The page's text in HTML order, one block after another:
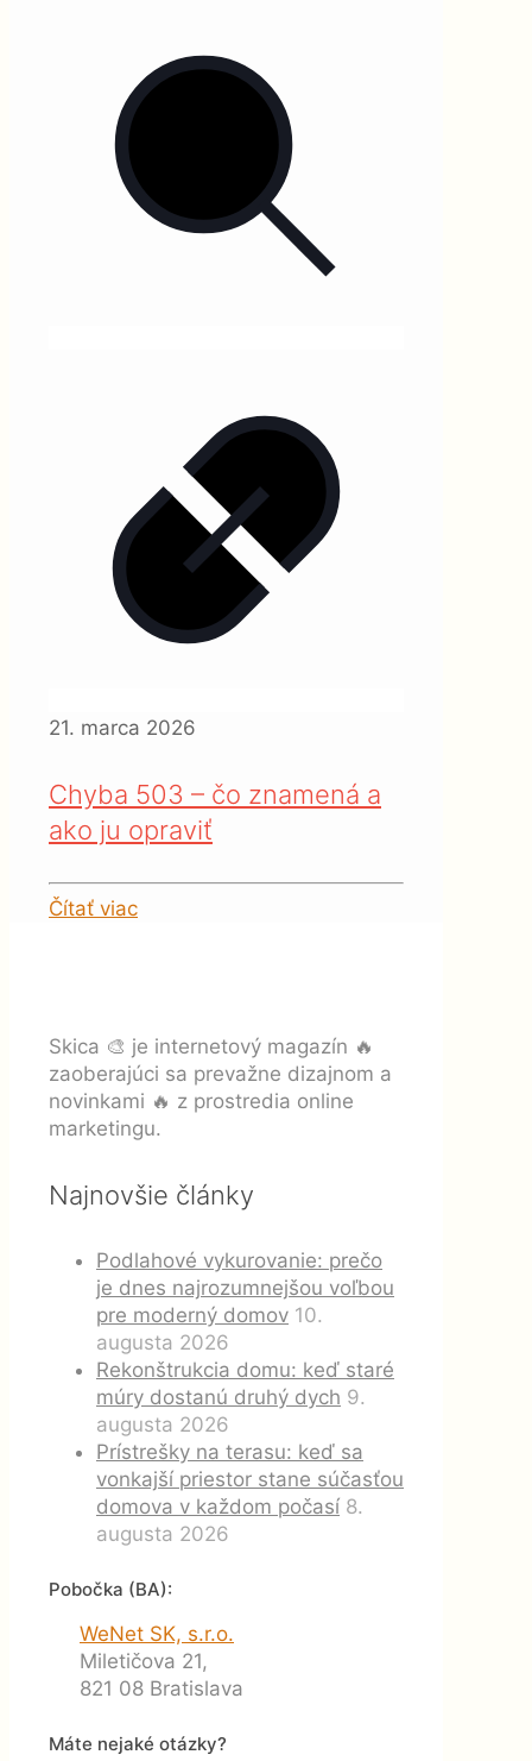
21. marca 2026
Chyba 503 – čo znamená a
ako ju opraviť
Čítať viac
Skica 🎨 je internetový magazín 🔥
zaoberajúci sa prevažne dizajnom a
novinkami 🔥 z prostredia online
marketingu.
Najnovšie články
Podlahové vykurovanie: prečo
je dnes najrozumnejšou voľbou
pre moderný domov 10.
augusta 2026
Rekonštrukcia domu: keď staré
múry dostanú druhý dych 9.
augusta 2026
Prístrešky na terasu: keď sa
vonkajší priestor stane súčasťou
domova v každom počasí 8.
augusta 2026
Pobočka (BA):
WeNet SK, s.r.o.
Miletičova 21,
821 08 Bratislava
Máte nejaké otázky?